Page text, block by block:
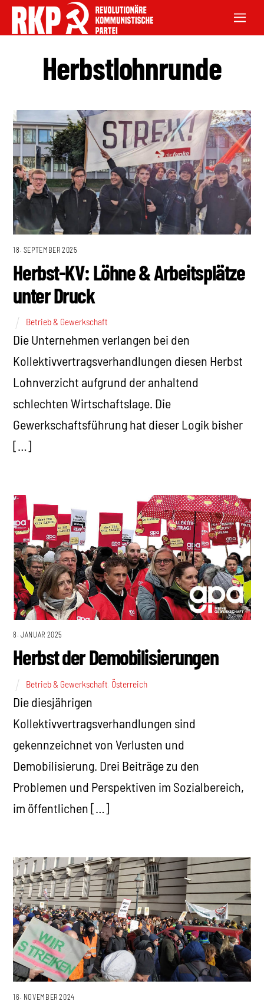
Herbstlohnrunde
18. SEPTEMBER 2025
Herbst-KV: Löhne & Arbeitsplätze
unter Druck
Betrieb & Gewerkschaft
Die Unternehmen verlangen bei den
Kollektivvertragsverhandlungen diesen Herbst
Lohnverzicht aufgrund der anhaltend
schlechten Wirtschaftslage. Die
Gewerkschaftsführung hat dieser Logik bisher
[…]
8. JANUAR 2025
Herbst der Demobilisierungen
Betrieb & Gewerkschaft Österreich
Die diesjährigen
Kollektivvertragsverhandlungen sind
gekennzeichnet von Verlusten und
Demobilisierung. Drei Beiträge zu den
Problemen und Perspektiven im Sozialbereich,
im öffentlichen […]
16. NOVEMBER 2024